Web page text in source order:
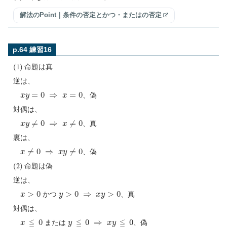
解法のPoint｜条件の否定とかつ・またはの否定
p.64 練習16
( 1) 命題は真
逆は、
⇒
、偽
対偶は、
0 ⇒
、真
裏は、
0 ⇒ 、偽
(2) 命題は偽
逆は、
かつ ⇒
、真
対偶は、
≦ 0 または ≦ 0 0
、偽